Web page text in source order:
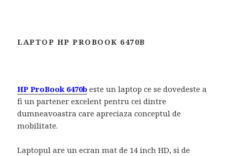
LAPTOP HP PROBOOK 6470B
HP ProBook 6470b este un laptop ce se dovedeste a
fi un partener excelent pentru cei dintre
dumneavoastra care apreciaza conceptul de
mobilitate.
Laptopul are un ecran mat de 14 inch HD, si de